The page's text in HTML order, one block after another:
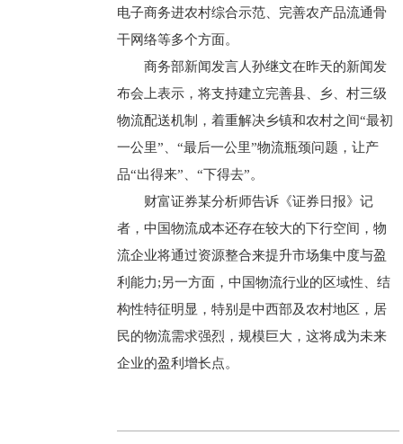
电子商务进农村综合示范、完善农产品流通骨
干网络等多个方面。
商务部新闻发言人孙继文在昨天的新闻发
布会上表示，将支持建立完善县、乡、村三级
物流配送机制，着重解决乡镇和农村之间“最初
一公里”、“最后一公里”物流瓶颈问题，让产
品“出得来”、“下得去”。
财富证券某分析师告诉《证券日报》记
者，中国物流成本还存在较大的下行空间，物
流企业将通过资源整合来提升市场集中度与盈
利能力;另一方面，中国物流行业的区域性、结
构性特征明显，特别是中西部及农村地区，居
民的物流需求强烈，规模巨大，这将成为未来
企业的盈利增长点。